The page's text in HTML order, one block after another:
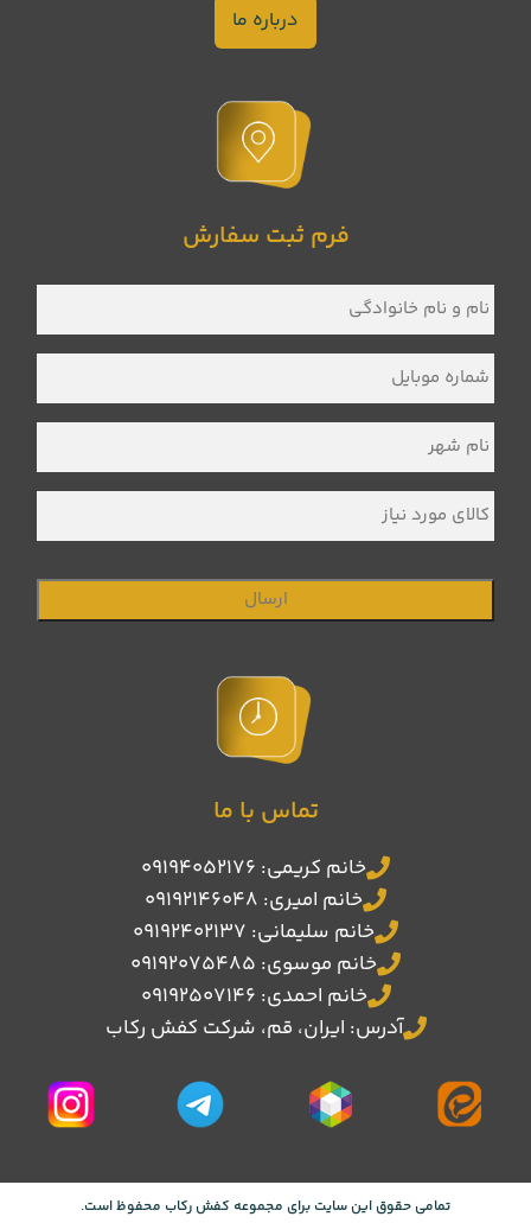
درباره ما
فرم ثبت سفارش
نام
و
نام
خانوادگی
*
شماره
موبایل *
نام
شهر *
کالای
مورد
نیاز
تماس با ما
خانم کریمی: 09194052176
خانم امیری: 09192146048
خانم سلیمانی: 09192402137
خانم موسوی: 09192075485
خانم احمدی: 09192507146
آدرس: ایران، قم، شرکت کفش رکاب
تمامی حقوق این سایت برای مجموعه کفش رکاب محفوظ است.